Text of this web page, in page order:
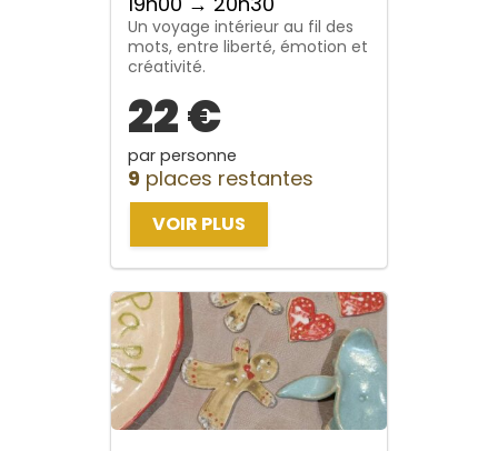
Un voyage intérieur au fil des
mots, entre liberté, émotion et
créativité.
22 €
par personne
9 places restantes
VOIR PLUS